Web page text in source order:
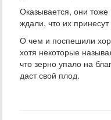
Оказывается, они тоже
ждали, что их принесут
О чем и поспешили
хотя некоторые
что зерно упало на
даст свой плод.